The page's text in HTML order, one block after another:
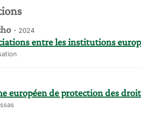
- 2024
entre les institutions
européen de protection des